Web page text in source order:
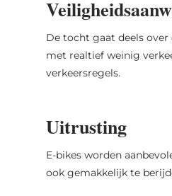
De tocht gaat deels over
met realtief weinig
verkeersregels.
Uitrusting
E-bikes worden
ook gemakkelijk te